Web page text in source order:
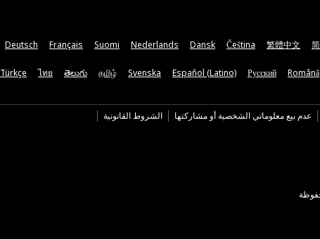
繁體中文
Čeština
Dansk
Nederlands
Suomi
Français
Deutsch
Română
Русский
Español (Latino)
Svenska
தமிழ்
తెలుగు
ไทย
Türkçe
عدم بيع معلوماتي الشخصية أو مشاركتها الشروط القانونية